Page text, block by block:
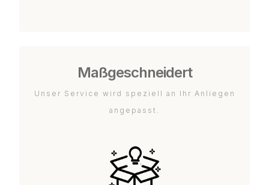
Maßgeschneidert
Unser Service wird speziell an Ihr Anliegen
angepasst.